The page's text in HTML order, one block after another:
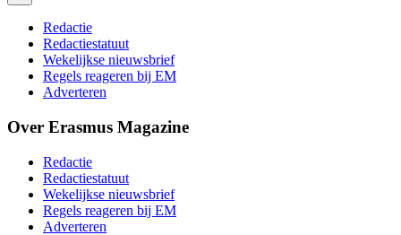
Redactie
Redactiestatuut
Wekelijkse nieuwsbrief
Regels reageren bij EM
Adverteren
Over Erasmus Magazine
Redactie
Redactiestatuut
Wekelijkse nieuwsbrief
Regels reageren bij EM
Adverteren